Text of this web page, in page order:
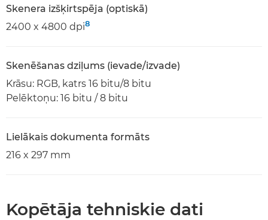
Skenera izšķirtspēja (optiskā)
2400 x 4800 dpi8
Skenēšanas dziļums (ievade/izvade)
Krāsu: RGB, katrs 16 bitu/8 bitu
Pelēktoņu: 16 bitu / 8 bitu
Lielākais dokumenta formāts
216 x 297 mm
Kopētāja tehniskie dati